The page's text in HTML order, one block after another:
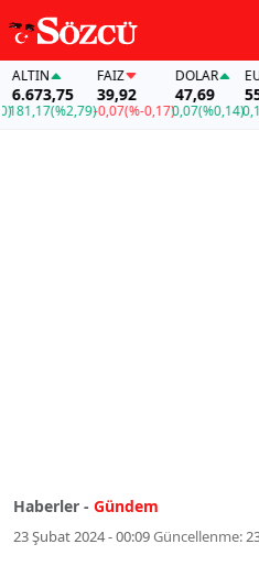
(%2,79)
FAİZ
39,92
-0,07(%-0,17)
DOLAR
47,69
0,07(%0,14)
EURO
55,17
0,15
Haberler - Gündem
23 Şubat 2024 - 00:09Güncellenme: